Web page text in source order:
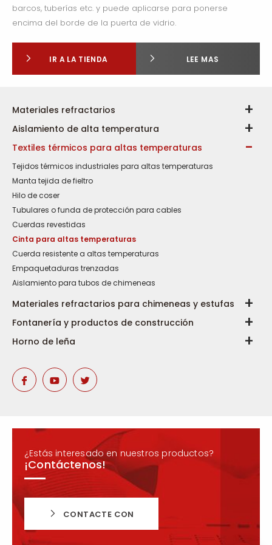
barcos, tuberías etc. y puede aplicarse para ponerse
encima del borde de la puerta de vidrio.
IR A LA TIENDA LEE MAS
Materiales refractarios
Aislamiento de alta temperatura
Textiles térmicos para altas temperaturas
Tejidos térmicos industriales para altas temperaturas
Manta tejida de fieltro
Hilo de coser
Tubulares o funda de protección para cables
Cuerdas revestidas
Cinta para altas temperaturas
Cuerda resistente a altas temperaturas
Empaquetaduras trenzadas
Aislamiento para tubos de chimeneas
Materiales refractarios para chimeneas y estufas
Fontanería y productos de construcción
Horno de leña
¿Estás interesado en nuestros productos?
¡Contáctenos!
CONTACTE CON